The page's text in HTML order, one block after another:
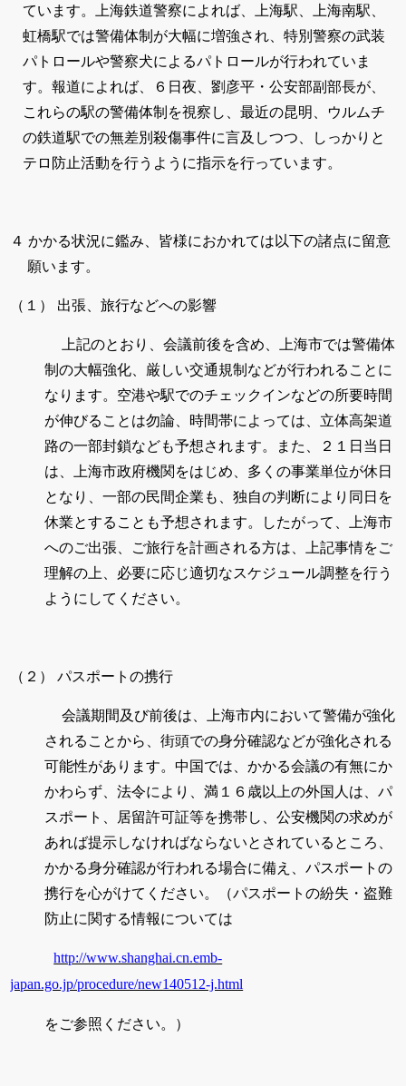
ています。上海鉄道警察によれば、上海駅、上海南駅、
虹橋駅では警備体制が大幅に増強され、特別警察の武装
パトロールや警察犬によるパトロールが行われていま
す。報道によれば、６日夜、劉彦平・公安部副部長が、
これらの駅の警備体制を視察し、最近の昆明、ウルムチ
の鉄道駅での無差別殺傷事件に言及しつつ、しっかりと
テロ防止活動を行うように指示を行っています。
４ かかる状況に鑑み、皆様におかれては以下の諸点に留意
願います。
（１） 出張、旅行などへの影響
上記のとおり、会議前後を含め、上海市では警備体
制の大幅強化、厳しい交通規制などが行われることに
なります。空港や駅でのチェックインなどの所要時間
が伸びることは勿論、時間帯によっては、立体高架道
路の一部封鎖なども予想されます。また、２１日当日
は、上海市政府機関をはじめ、多くの事業単位が休日
となり、一部の民間企業も、独自の判断により同日を
休業とすることも予想されます。したがって、上海市
へのご出張、ご旅行を計画される方は、上記事情をご
理解の上、必要に応じ適切なスケジュール調整を行う
ようにしてください。
（２） パスポートの携行
会議期間及び前後は、上海市内において警備が強化
されることから、街頭での身分確認などが強化される
可能性があります。中国では、かかる会議の有無にか
かわらず、法令により、満１６歳以上の外国人は、パ
スポート、居留許可証等を携帯し、公安機関の求めが
あれば提示しなければならないとされているところ、
かかる身分確認が行われる場合に備え、パスポートの
携行を心がけてください。（パスポートの紛失・盗難
防止に関する情報については
http://www.shanghai.cn.emb-
japan.go.jp/procedure/new140512-j.html
をご参照ください。）